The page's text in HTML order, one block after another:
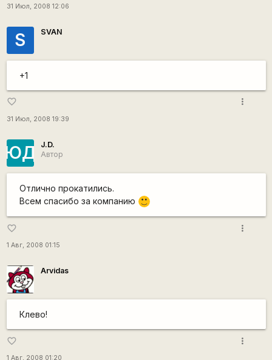
31 Июл, 2008 12:06
S SVAN
+1
favorite_border
31 Июл, 2008 19:39
more_vert
ЮД
J.D.
Автор
Отлично прокатились.
Всем спасибо за компанию
:)
favorite_border
1 Авг, 2008 01:15
more_vert
Arvidas
Клево!
favorite_border
1 Авг, 2008 01:20
more_vert